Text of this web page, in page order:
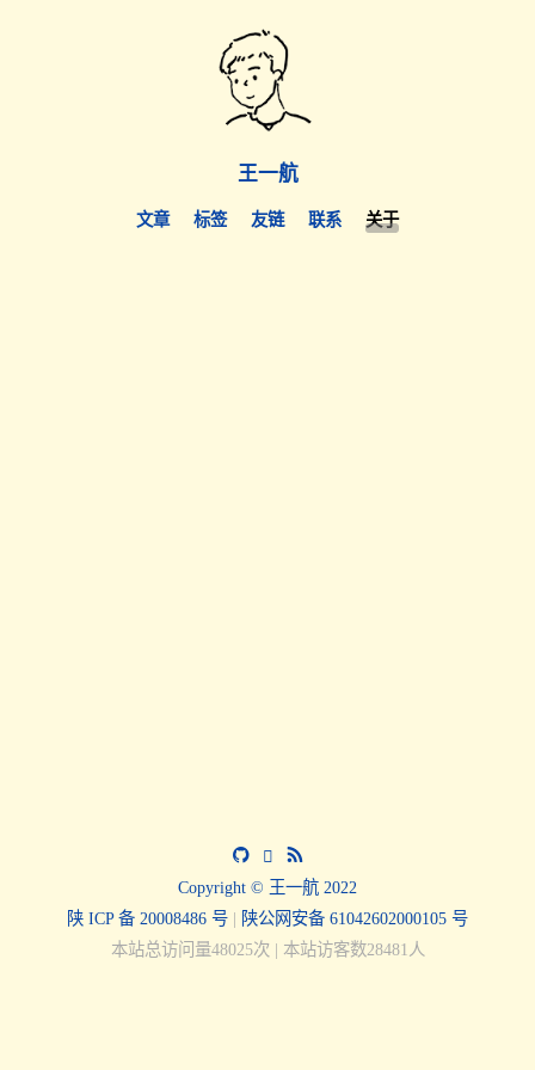
王一航
文章 标签 友链 联系 关于
Copyright © 王一航 2022
陕 ICP 备 20008486 号 | 陕公网安备 61042602000105 号
本站总访问量48025次 | 本站访客数28481 人